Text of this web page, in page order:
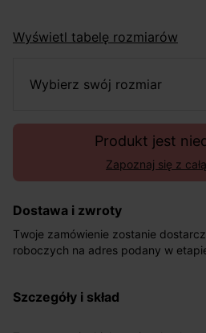
Wyświetl tabelę rozmiarów
wybierz swój rozmiar
Produkt jest
Zapoznaj się z
Dostawa i zwroty
Twoje zamówienie zostanie
roboczych na adres podany w
pośrednictwem DHL Express.
szczegóły i skład